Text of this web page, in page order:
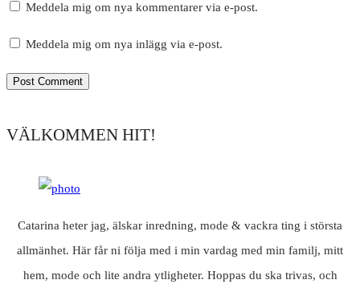
Meddela mig om nya kommentarer via e-post.
Meddela mig om nya inlägg via e-post.
VÄLKOMMEN HIT!
Catarina heter jag, älskar inredning, mode & vackra ting i största
allmänhet. Här får ni följa med i min vardag med min familj, mitt
hem, mode och lite andra ytligheter. Hoppas du ska trivas, och